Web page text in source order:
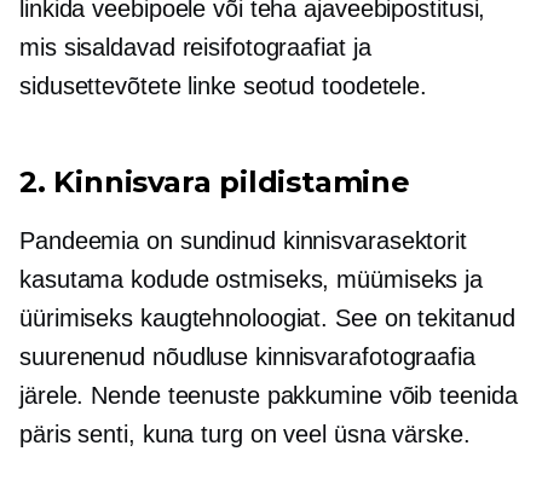
linkida veebipoele või teha ajaveebipostitusi,
mis sisaldavad reisifotograafiat ja
sidusettevõtete linke seotud toodetele.
2. Kinnisvara pildistamine
Pandeemia on sundinud kinnisvarasektorit
kasutama kodude ostmiseks, müümiseks ja
üürimiseks kaugtehnoloogiat. See on tekitanud
suurenenud nõudluse kinnisvarafotograafia
järele. Nende teenuste pakkumine võib teenida
päris senti, kuna turg on veel üsna värske.